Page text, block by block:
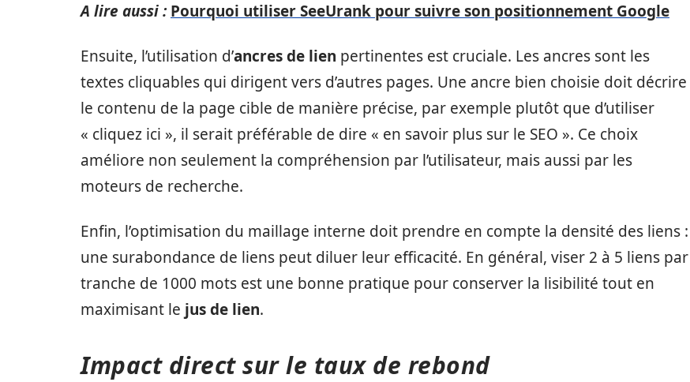
A lire aussi : Pourquoi utiliser SeeUrank pour suivre son positionnement Google
Ensuite, l’utilisation d’ancres de lien pertinentes est cruciale. Les ancres sont les
textes cliquables qui dirigent vers d’autres pages. Une ancre bien choisie doit décrire
le contenu de la page cible de manière précise, par exemple plutôt que d’utiliser
« cliquez ici », il serait préférable de dire « en savoir plus sur le SEO ». Ce choix
améliore non seulement la compréhension par l’utilisateur, mais aussi par les
moteurs de recherche.
Enfin, l’optimisation du maillage interne doit prendre en compte la densité des liens :
une surabondance de liens peut diluer leur efficacité. En général, viser 2 à 5 liens par
tranche de 1000 mots est une bonne pratique pour conserver la lisibilité tout en
maximisant le jus de lien.
Impact direct sur le taux de rebond